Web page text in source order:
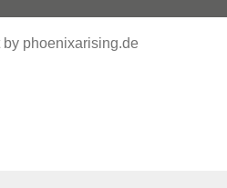
by phoenixarising.de